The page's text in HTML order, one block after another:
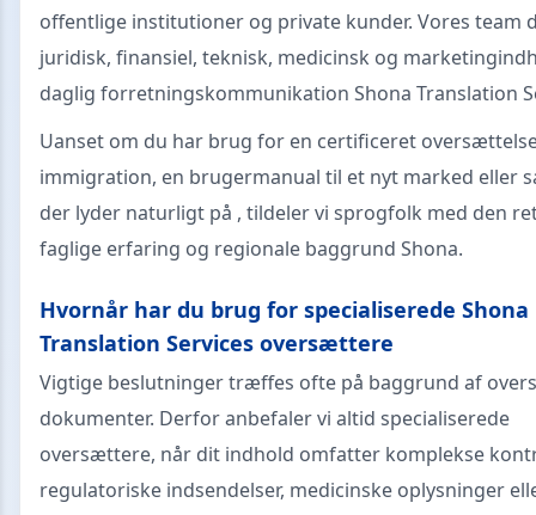
offentlige institutioner og private kunder. Vores team
juridisk, finansiel, teknisk, medicinsk og
daglig forretningskommunikation Shona Translation
Uanset om du har brug for en certificeret
immigration, en brugermanual til et nyt marked eller
der lyder naturligt på , tildeler vi sprogfolk med den
faglige erfaring og regionale baggrund Shona.
Hvornår har du brug for specialiserede Shona
Translation Services oversættere
Vigtige beslutninger træffes ofte på baggrund af
dokumenter. Derfor anbefaler vi altid specialiserede
oversættere, når dit indhold omfatter komplekse
regulatoriske indsendelser, medicinske oplysninger